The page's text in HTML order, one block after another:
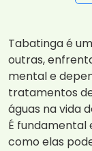
Tabatinga é
outras,
mental e
tratamentos
águas na vida
É fundamental
como elas